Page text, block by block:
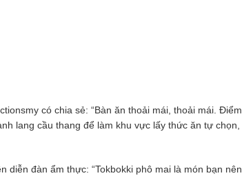
có chia sẻ: “Bàn ăn thoải mái, thoải mái. Điểm
lang cầu thang để làm khu vực lấy thức ăn tự chọn,
diễn đàn ẩm thực: “Tokbokki phô mai là món bạn nên